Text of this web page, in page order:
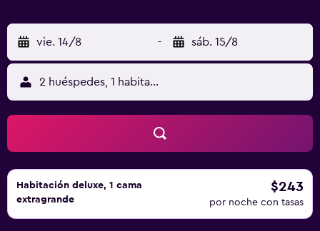
vie. 14/8 - sáb. 15/8
2 huéspedes, 1 habitación
Habitación deluxe, 1 cama
extragrande
$243
por noche con tasas